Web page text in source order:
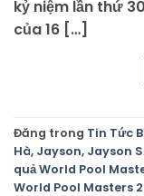
kỷ niệm lần thứ
của 16 […]
Đăng trong Tin Tức
Hà, Jayson, Jayson
quả World Pool
World Pool Masters